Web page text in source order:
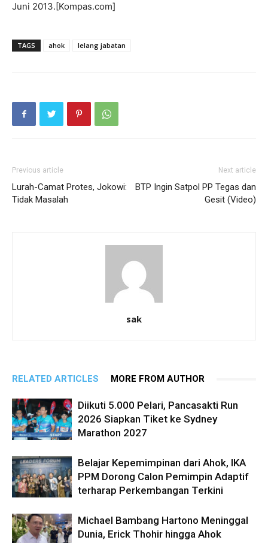
Juni 2013.[Kompas.com]
TAGS ahok lelang jabatan
Previous article
Lurah-Camat Protes, Jokowi:
Tidak Masalah
Next article
BTP Ingin Satpol PP Tegas dan
Gesit (Video)
sak
RELATED ARTICLES MORE FROM AUTHOR
Diikuti 5.000 Pelari, Pancasakti Run
2026 Siapkan Tiket ke Sydney
Marathon 2027
Belajar Kepemimpinan dari Ahok, IKA
PPM Dorong Calon Pemimpin Adaptif
terharap Perkembangan Terkini
Michael Bambang Hartono Meninggal
Dunia, Erick Thohir hingga Ahok